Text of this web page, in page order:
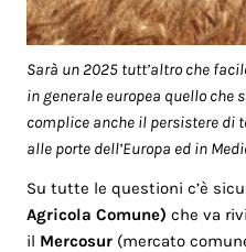
Sarà un 2025 tutt’altro che
in generale europea quello che
complice anche il persistere di
alle porte dell’Europa ed in
Su tutte le questioni c’è
Agricola Comune) che va
il Mercosur (mercato